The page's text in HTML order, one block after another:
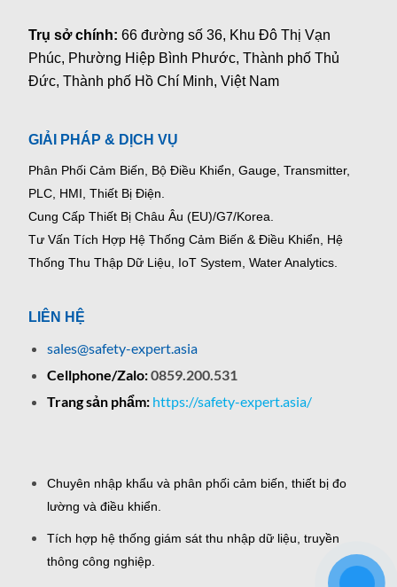
Trụ sở chính:66 đường số 36, Khu Đô Thị Vạn
Phúc, Phường Hiệp Bình Phước, Thành phố Thủ
Đức, Thành phố Hồ Chí Minh, Việt Nam
GIẢI PHÁP & DỊCH VỤ
Phân Phối Cảm Biến, Bộ Điều Khiển, Gauge, Transmitter,
PLC, HMI, Thiết Bị Điện.
Cung Cấp Thiết Bị Châu Âu (EU)/G7/Korea.
Tư Vấn Tích Hợp Hệ Thống Cảm Biến & Điều Khiển, Hệ
Thống Thu Thập Dữ Liệu, IoT System, Water Analytics.
LIÊN HỆ
sales@safety-expert.asia
Cellphone/Zalo:0859.200.531
Trang sản phẩm: https://safety-expert.asia/
Chuyên nhập khẩu và phân phối cảm biến, thiết bị đo
lường và điều khiển.
Tích hợp hệ thống giám sát thu nhập dữ liệu, truyền
thông công nghiệp.